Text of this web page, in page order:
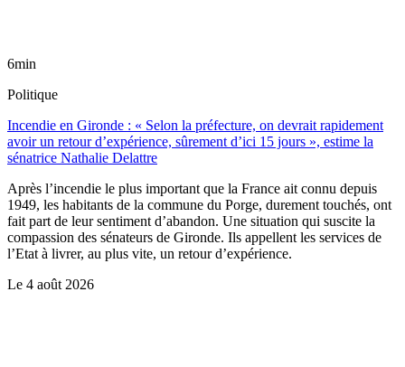
6min
Politique
Incendie en Gironde : « Selon la préfecture, on devrait rapidement
avoir un retour d’expérience, sûrement d’ici 15 jours », estime la
sénatrice Nathalie Delattre
Après l’incendie le plus important que la France ait connu depuis
1949, les habitants de la commune du Porge, durement touchés, ont
fait part de leur sentiment d’abandon. Une situation qui suscite la
compassion des sénateurs de Gironde. Ils appellent les services de
l’Etat à livrer, au plus vite, un retour d’expérience.
Le 4 août 2026